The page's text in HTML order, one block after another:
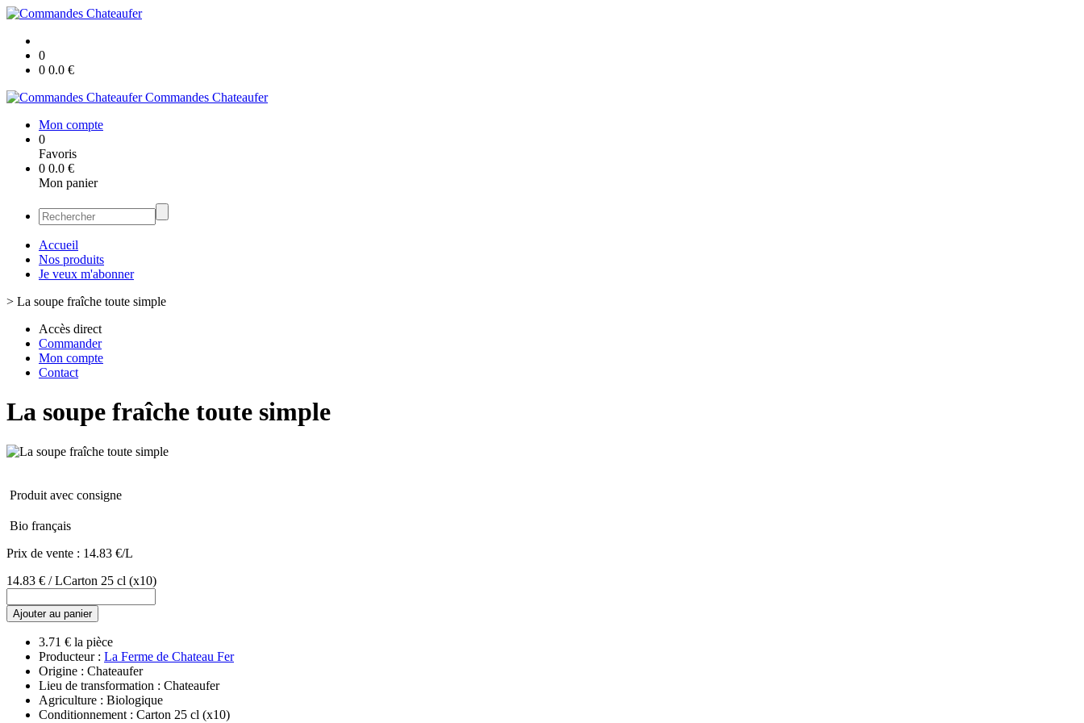
0
0 0.0 €
Commandes Chateaufer
Mon compte
0
Favoris
0 0.0 €
Mon panier
Accueil
Nos produits
Je veux m'abonner
> La soupe fraîche toute simple
Accès direct
Commander
Mon compte
Contact
La soupe fraîche toute simple
Produit avec consigne
Bio français
Prix de vente : 14.83 €/L
14.83 € / LCarton 25 cl (x10)
Ajouter au panier
3.71 € la pièce
Producteur : La Ferme de Chateau Fer
Origine : Chateaufer
Lieu de transformation : Chateaufer
Agriculture : Biologique
Conditionnement : Carton 25 cl (x10)